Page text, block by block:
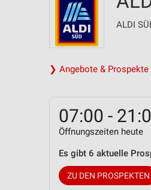
ALDI
❯ Angebote & Prospekte
07:00 -
Öffnungszeiten heute
Es gibt 6 aktuelle
ZU DEN PROSPEKTEN